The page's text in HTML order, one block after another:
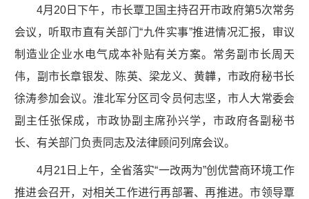
4月20日下午，市长覃卫国主持召开市政府第5次常务
会议，听取市直有关部门“九件实事”推进情况汇报，审议
制造业企业水电气成本补贴有关方案。常务副市长周天
伟，副市长章银发、陈英、梁龙义、黄韡，市政府秘书长
徐涛参加会议。淮北军分区司令员何志坚，市人大常委会
副主任张保成，市政协副主席孙兴学，市政府各副秘书
长、有关部门负责同志及法律顾问列席会议。
4月21日上午，全省落实“一改两为”创优营商环境工作
推进会召开，对相关工作进行再部署、再推进。市领导覃